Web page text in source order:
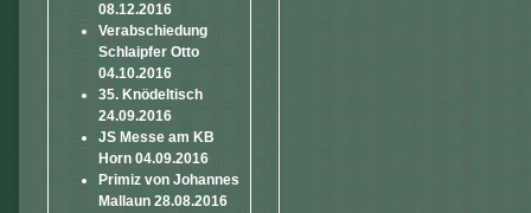
08.12.2016
Verabschiedung
Schlaipfer Otto
04.10.2016
35. Knödeltisch
24.09.2016
JS Messe am KB
Horn 04.09.2016
Primiz von Johannes
Mallaun 28.08.2016